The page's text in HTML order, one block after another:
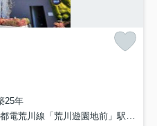
25年
都電荒川線「荒川遊園地前」駅 徒歩9分